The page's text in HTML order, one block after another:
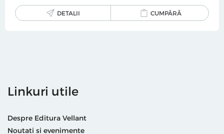
DETALII CUMPĂRĂ
Linkuri utile
Despre Editura Vellant
Noutati si evenimente